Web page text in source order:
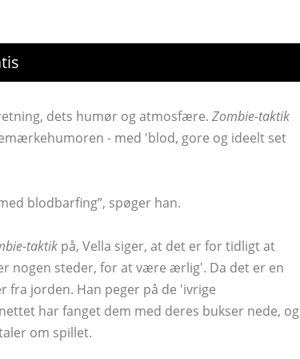
dets humør og atmosfære. Zombie-taktik
- med 'blod, gore og ideelt set
blodbarfing”, spøger han.
taktik på, Vella siger, at det er for tidligt at
nogen steder, for at være ærlig'. Da det er en
jorden. Han peger på de 'ivrige
har fanget dem med deres bukser nede, og
om spillet.